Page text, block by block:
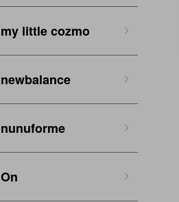
my little cozmo
newbalance
nunuforme
On